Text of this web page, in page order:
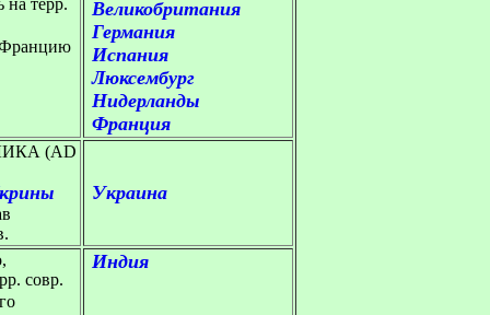
на терр.
Францию
Великобритания
Германия
Испания
Люксембург
Нидерланды
Франция
(AD
Украина
совр.
Индия